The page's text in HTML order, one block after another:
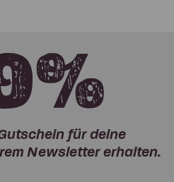
für deine
Newsletter erhalten.